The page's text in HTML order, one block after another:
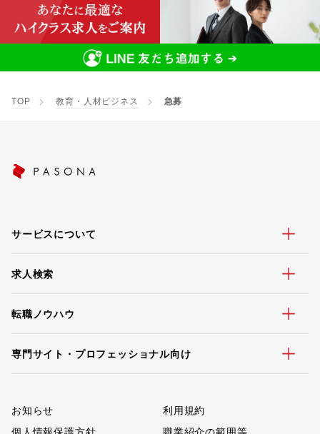
TOP 教育・人材ビジネス 急募
サービスについて
求人検索
転職ノウハウ
専門サイト・プロフェッショナル向け
お知らせ
利用規約
個人情報保護方針
職業紹介の範囲等